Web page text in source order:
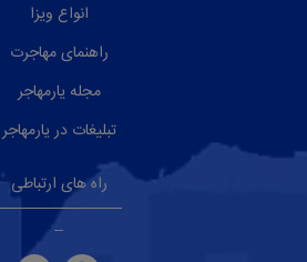
انواع ویزا
راهنمای مهاجرت
مجله یارمهاجر
تبلیغات در یارمهاجر
راه های ارتباطی
--